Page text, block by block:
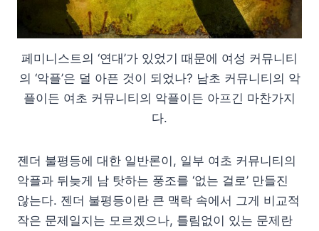
페미니스트의 ‘연대’가 있었기 때문에 여성 커뮤니티
의 ‘악플’은 덜 아픈 것이 되었나? 남초 커뮤니티의 악
플이든 여초 커뮤니티의 악플이든 아프긴 마찬가지
다.
젠더 불평등에 대한 일반론이, 일부 여초 커뮤니티의
악플과 뒤늦게 남 탓하는 풍조를 ‘없는 걸로’ 만들진
않는다. 젠더 불평등이란 큰 맥락 속에서 그게 비교적
작은 문제일지는 모르겠으나, 틀림없이 있는 문제란